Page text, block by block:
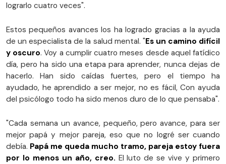
lograrlo cuatro veces".
Estos pequeños avances los ha logrado gracias a la ayuda
de un especialista de la salud mental. "Es un camino difícil
y oscuro. Voy a cumplir cuatro meses desde aquel fatídico
día, pero ha sido una etapa para aprender, nunca dejas de
hacerlo. Han sido caídas fuertes, pero el tiempo ha
ayudado, he aprendido a ser mejor, no es fácil, Con ayuda
del psicólogo todo ha sido menos duro de lo que pensaba".
"Cada semana un avance, pequeño, pero avance, para ser
mejor papá y mejor pareja, eso que no logré ser cuando
debía. Papá me queda mucho tramo, pareja estoy fuera
por lo menos un año, creo. El luto de se vive y primero